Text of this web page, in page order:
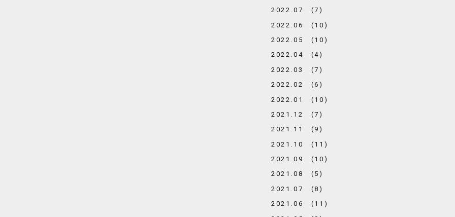
2022.07 (7)
2022.06 (10)
2022.05 (10)
2022.04 (4)
2022.03 (7)
2022.02 (6)
2022.01 (10)
2021.12 (7)
2021.11 (9)
2021.10 (11)
2021.09 (10)
2021.08 (5)
2021.07 (8)
2021.06 (11)